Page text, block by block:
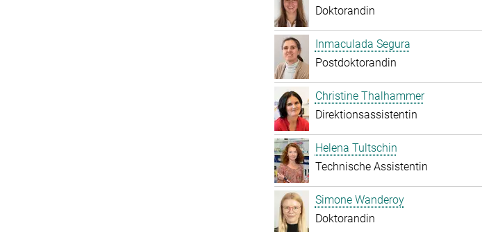
Doktorandin
Inmaculada Segura
Postdoktorandin
Christine Thalhammer
Direktionsassistentin
Helena Tultschin
Technische Assistentin
Simone Wanderoy
Doktorandin